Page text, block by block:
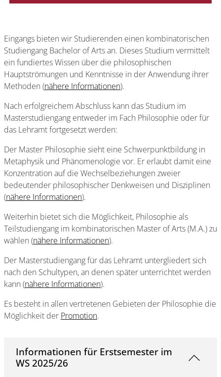
Eingangs bieten wir Studierenden einen kombinatorischen
Studiengang Bachelor of Arts an. Dieses Studium vermittelt
ein fundiertes Wissen über die philosophischen
Hauptströmungen und Kenntnisse in der Anwendung ihrer
Methoden (nähere Informationen).
Nach erfolgreichem Abschluss kann das Studium im
Masterstudiengang entweder im Fach Philosophie oder für
das Lehramt fortgesetzt werden:
Der Master Philosophie sieht eine Schwerpunktbildung in
Metaphysik und Phänomenologie vor. Er erlaubt damit eine
Konzentration auf die Wechselbeziehungen zweier
bedeutender philosophischer Denkweisen und Disziplinen
(nähere Informationen).
Weiterhin bietet sich die Möglichkeit, Philosophie als
Teilstudiengang im kombinatorischen Master of Arts (M.A.) zu
wählen (nähere Informationen).
Der Masterstudiengang für das Lehramt untergliedert sich
nach den Schultypen, an denen später unterrichtet werden
kann (nähere Informationen).
Es besteht in allen vertretenen Gebieten der Philosophie die
Möglichkeit der Promotion.
Informationen für Erstsemester im
WS 2025/26